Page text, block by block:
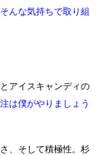
んな気持ちで取り組
アイスキャンディの
は僕がやりましょう
、そして積極性。杉